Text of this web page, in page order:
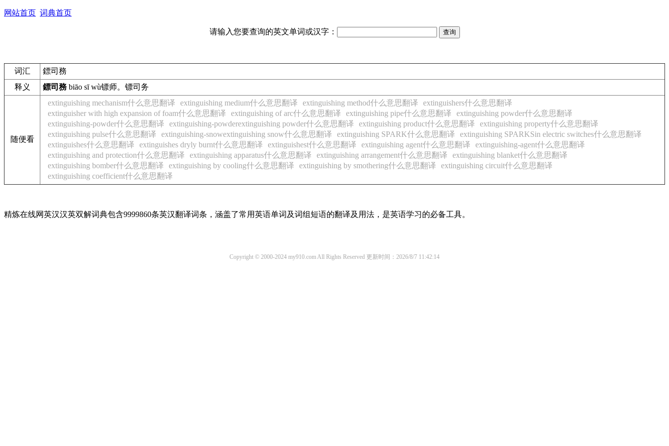
网站首页 词典首页
请输入您要查询的英文单词或汉字：
词汇
鏢司務
释义
鏢司務 biāo sī wù镖师。 镖司务
随便看
extinguishing mechanism什么意思翻译 extinguishing medium什么意思翻译 extinguishing method什么意思翻译
extinguishers什么意思翻译
extinguisher with high expansion of foam什么意思翻译
extinguishing of arc什么意思翻译 extinguishing pipe什么意思翻译
extinguishing powder什么意思翻译
extinguishing-powder什么意思翻译
extinguishing-powderextinguishing powder什么意思翻译 extinguishing product什么意思翻译
extinguishing property什么意思翻译
extinguishing pulse什么意思翻译
extinguishing-snowextinguishing snow什么意思翻译 extinguishing SPARK什么意思翻译
extinguishing SPARKSin electric switches什么意思翻译
extinguishes什么意思翻译
extinguishes dryly burnt什么意思翻译 extinguishest什么意思翻译 extinguishing agent什么意思翻译
extinguishing-agent什么意思翻译
extinguishing and protection什么意思翻译
extinguishing apparatus什么意思翻译 extinguishing arrangement什么意思翻译
extinguishing blanket什么意思翻译
extinguishing bomber什么意思翻译
extinguishing by cooling什么意思翻译 extinguishing by smothering什么意思翻译
extinguishing circuit什么意思翻译
extinguishing coefficient什么意思翻译
精炼在线网英汉汉英双解词典包含9999860条英汉翻译词条，涵盖了常用英语单词及词组短语的翻译及用法，是英语学习的必备工具。
Copyright © 2000-2024 my910.com All Rights Reserved 更新时间：2026/8/7 11:42:14